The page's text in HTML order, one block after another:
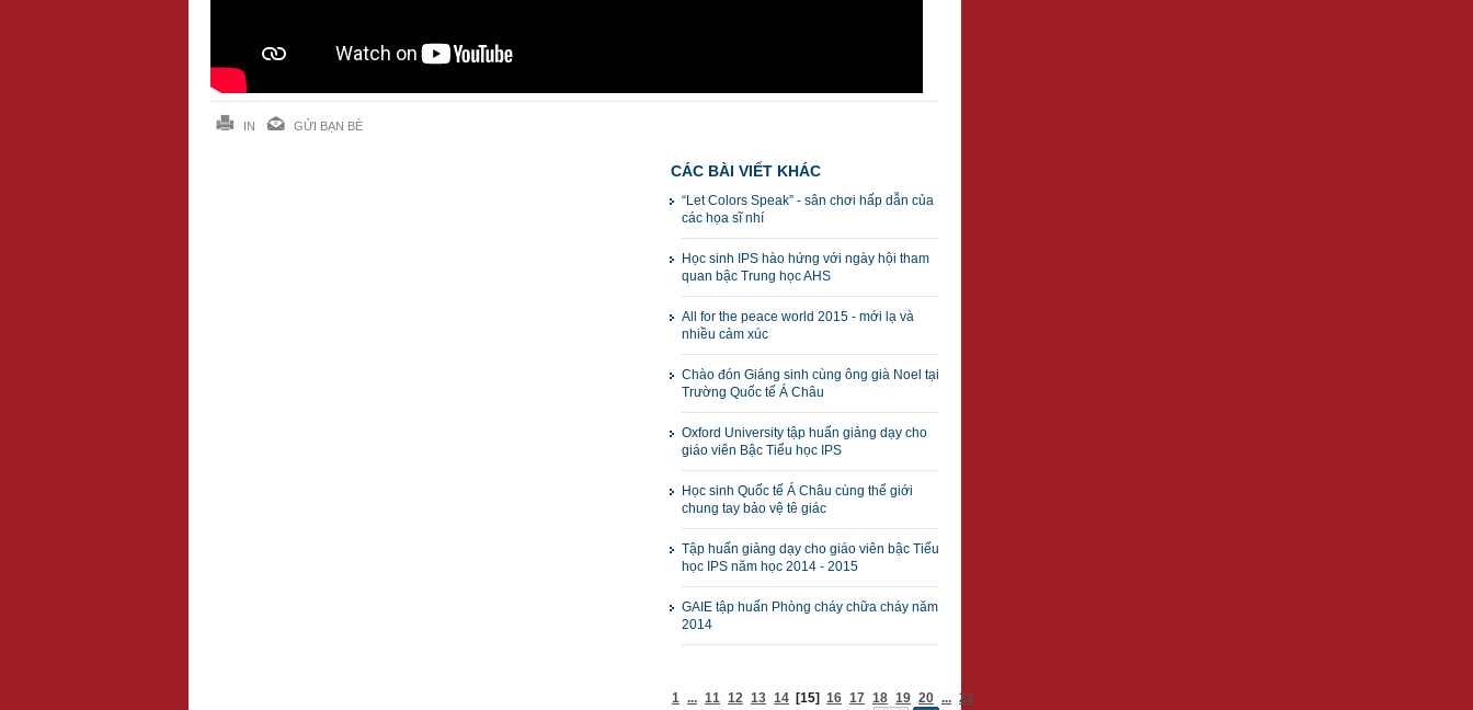
IN GỬI BẠN BÈ
CÁC BÀI VIẾT KHÁC
“Let Colors Speak” - sân chơi hấp dẫn của
các họa sĩ nhí
Học sinh IPS hào hứng với ngày hội tham
quan bậc Trung học AHS
All for the peace world 2015 - mới lạ và
nhiều cảm xúc
Chào đón Giáng sinh cùng ông già Noel tại
Trường Quốc tế Á Châu
Oxford University tập huấn giảng dạy cho
giáo viên Bậc Tiểu học IPS
Học sinh Quốc tế Á Châu cùng thế giới
chung tay bảo vệ tê giác
Tập huấn giảng dạy cho giáo viên bậc Tiểu
học IPS năm học 2014 - 2015
GAIE tập huấn Phòng cháy chữa cháy năm
2014
1 ... 11 12 13 14 [15] 16 17 18 19 20 ... 21